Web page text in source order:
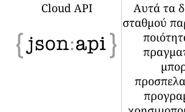
Cloud API
Αυτά τα
σταθμού